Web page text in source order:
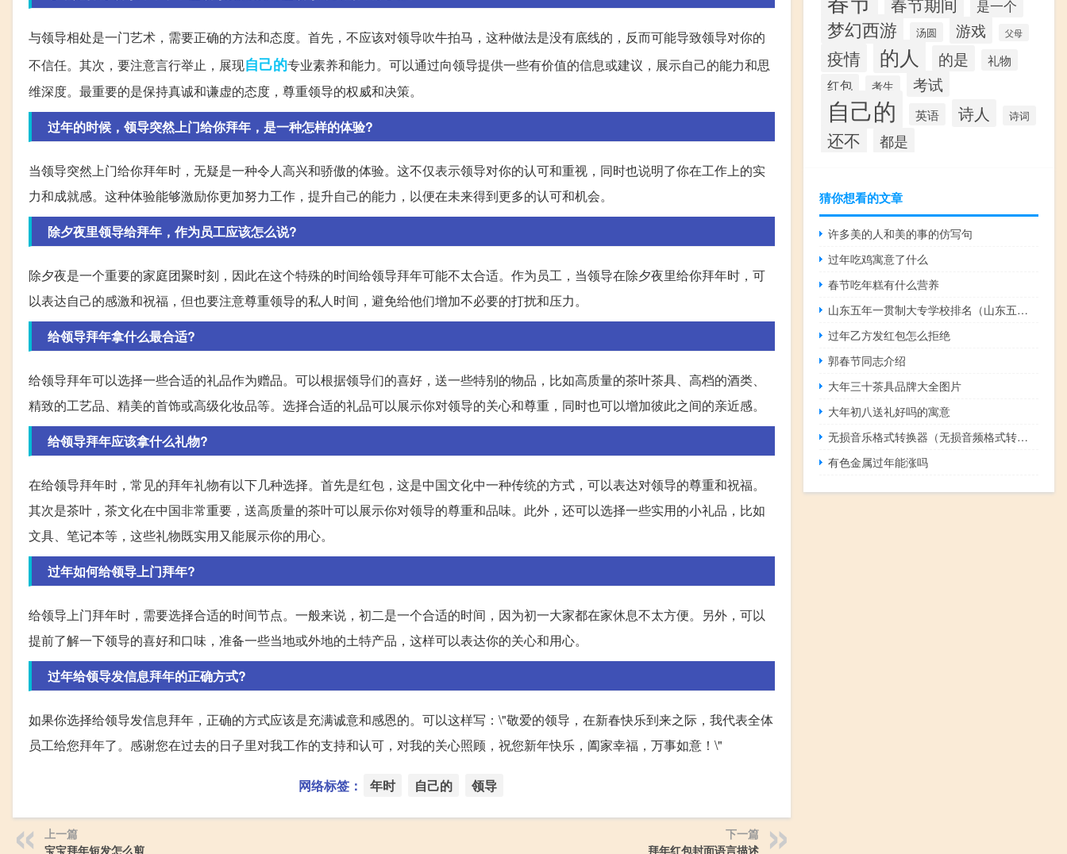
与领导相处是一门艺术，需要正确的方法和态度。首先，不应该对领导吹牛拍马，这种做法是没有底线的，反而可能导致领导对你的
不信任。其次，要注意言行举止，展现自己的专业素养和能力。可以通过向领导提供一些有价值的信息或建议，展示自己的能力和思
维深度。最重要的是保持真诚和谦虚的态度，尊重领导的权威和决策。
过年的时候，领导突然上门给你拜年，是一种怎样的体验?
当领导突然上门给你拜年时，无疑是一种令人高兴和骄傲的体验。这不仅表示领导对你的认可和重视，同时也说明了你在工作上的实
力和成就感。这种体验能够激励你更加努力工作，提升自己的能力，以便在未来得到更多的认可和机会。
除夕夜里领导给拜年，作为员工应该怎么说?
除夕夜是一个重要的家庭团聚时刻，因此在这个特殊的时间给领导拜年可能不太合适。作为员工，当领导在除夕夜里给你拜年时，可
以表达自己的感激和祝福，但也要注意尊重领导的私人时间，避免给他们增加不必要的打扰和压力。
给领导拜年拿什么最合适?
给领导拜年可以选择一些合适的礼品作为赠品。可以根据领导们的喜好，送一些特别的物品，比如高质量的茶叶茶具、高档的酒类、
精致的工艺品、精美的首饰或高级化妆品等。选择合适的礼品可以展示你对领导的关心和尊重，同时也可以增加彼此之间的亲近感。
给领导拜年应该拿什么礼物?
在给领导拜年时，常见的拜年礼物有以下几种选择。首先是红包，这是中国文化中一种传统的方式，可以表达对领导的尊重和祝福。
其次是茶叶，茶文化在中国非常重要，送高质量的茶叶可以展示你对领导的尊重和品味。此外，还可以选择一些实用的小礼品，比如
文具、笔记本等，这些礼物既实用又能展示你的用心。
过年如何给领导上门拜年?
给领导上门拜年时，需要选择合适的时间节点。一般来说，初二是一个合适的时间，因为初一大家都在家休息不太方便。另外，可以
提前了解一下领导的喜好和口味，准备一些当地或外地的土特产品，这样可以表达你的关心和用心。
过年给领导发信息拜年的正确方式?
如果你选择给领导发信息拜年，正确的方式应该是充满诚意和感恩的。可以这样写：\"敬爱的领导，在新春快乐到来之际，我代表全体
员工给您拜年了。感谢您在过去的日子里对我工作的支持和认可，对我的关心照顾，祝您新年快乐，阖家幸福，万事如意！\"
网络标签： 年时 自己的 领导
上一篇
宝宝拜年短发怎么剪
下一篇
拜年红包封面语言描述
是一个
梦幻西游 汤圆 游戏 父母
疫情 的人 的是 礼物
红包 考生 考试
自己的 英语 诗人 诗词
还不 都是
猜你想看的文章
许多美的人和美的事的仿写句
过年吃鸡寓意了什么
春节吃年糕有什么营养
山东五年一贯制大专学校排名（山东五年一贯制大专哪个好）
过年乙方发红包怎么拒绝
郭春节同志介绍
大年三十茶具品牌大全图片
大年初八送礼好吗的寓意
无损音乐格式转换器（无损音频格式转换器）
有色金属过年能涨吗